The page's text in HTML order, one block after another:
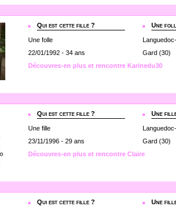
Qui est cette fille ?
Une folle
22/01/1992 - 34 ans
Une
Gard (30)
Découvres-en plus et rencontre Karinedu30
Qui est cette fille ?
Une fille
23/11/1996 - 29 ans
Une
Gard (30)
Découvres-en plus et rencontre Claire
Qui est cette fille ? Une